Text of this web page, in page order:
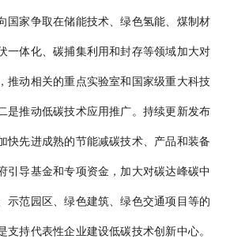
国家争取在储能技术、绿色氢能、煤制材
一体化、碳捕集利用和封存等领域加大对
推动相关的重点实验室和国家级重大科技
是推动低碳技术应用推广。持续更新发布
快先进成熟的节能减碳技术、产品和装备
引导基金和专项资金，加大对碳达峰碳中
示范园区、绿色建筑、绿色交通项目等的
支持代表性企业建设低碳技术创新中心。